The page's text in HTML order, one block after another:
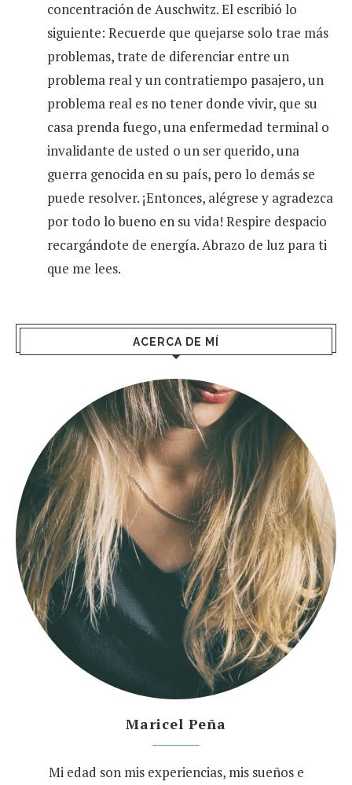
concentración de Auschwitz. El escribió lo
siguiente: Recuerde que quejarse solo trae más
problemas, trate de diferenciar entre un
problema real y un contratiempo pasajero, un
problema real es no tener donde vivir, que su
casa prenda fuego, una enfermedad terminal o
invalidante de usted o un ser querido, una
guerra genocida en su país, pero lo demás se
puede resolver. ¡Entonces, alégrese y agradezca
por todo lo bueno en su vida! Respire despacio
recargándote de energía. Abrazo de luz para ti
que me lees.
ACERCA DE MÍ
Maricel Peña
Mi edad son mis experiencias, mis sueños e